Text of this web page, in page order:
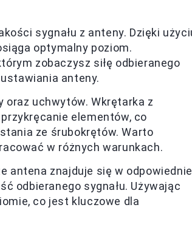
sygnału z anteny. Dzięki
optymalny poziom.
zobaczysz siłę odbieranego
anteny.
oraz uchwytów. Wkrętarka z
elementów, co
ze śrubokrętów. Warto
w różnych warunkach.
antena znajduje się w
odbieranego sygnału. Używając
co jest kluczowe dla